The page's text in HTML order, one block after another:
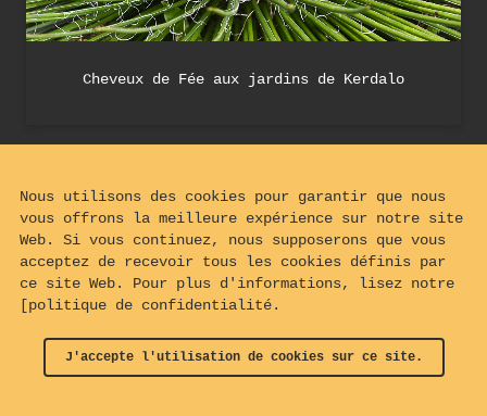
Cheveux de Fée aux jardins de Kerdalo
Nous utilisons des cookies pour garantir que nous
vous offrons la meilleure expérience sur notre site
Web. Si vous continuez, nous supposerons que vous
acceptez de recevoir tous les cookies définis par
ce site Web. Pour plus d'informations, lisez notre
[politique de confidentialité.
J'accepte l'utilisation de cookies sur ce site.